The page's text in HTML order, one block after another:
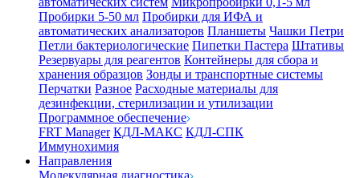
Пробирки 5-50 мл Пробирки для ИФА и
автоматических анализаторов Планшеты Чашки Петри
Петли бактериологические Пипетки Пастера Штативы
Резервуары для реагентов Контейнеры для сбора и
хранения образцов Зонды и транспортные системы
Перчатки Разное Расходные материалы для
дезинфекции, стерилизации и утилизации
Программное обеспечение
FRT Manager КДЛ-МАКС КДЛ-СПК
Иммунохимия
Направления
Молекулярная диагностика